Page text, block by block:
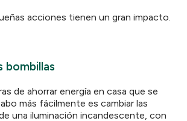
acciones tienen un gran impacto.
bombillas
de ahorrar energía en casa que se
más fácilmente es cambiar las
una iluminación incandescente, con